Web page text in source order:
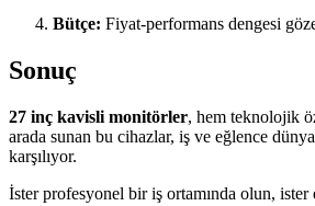
Bütçe: Fiyat-performans dengesi
Sonuç
27 inç kavisli monitörler, hem teknolojik
arada sunan bu cihazlar, iş ve eğlence
karşılıyor.
İster profesyonel bir iş ortamında olun,